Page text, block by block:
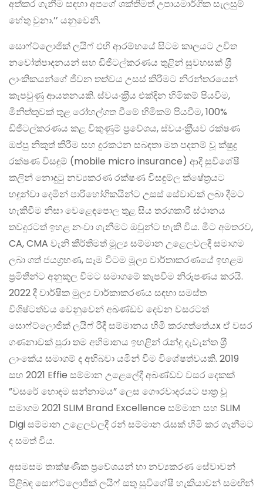
අත්කර ගැනීම සඳහා අපගේ ශක්තිමත් උපායමාර්ගික සැලසුම්
හේතු වුනා.’’ යනුවෙනි.
සොෆ්ට්ලොජික් ලයිෆ් එහි ආරම්භයේ සිටම කාලයට උචිත
නවෝත්පාදනයන් සහ ඩිජිටල්කරණය තුළින් සුවහසක් ශ‍්‍රී
ලාංකිකයන්ගේ ජීවන තත්වය උසස් කිරීමට නිරන්තරයෙන්
කැපවුණු ආයතනයකි. ස්වයංක‍්‍රීය එක්දින හිමිකම් පියවීම,
මිනිත්තුවක් තුළ රෝහල්ගත වීමේ හිමිකම් පියවීම, 100%
ඩිජිටල්කරණය කළ විකුණුම් ප‍්‍රවේශය, ස්වයංක‍්‍රීයව රක්ෂණ
ඔප්පු නිකුත් කිරීම සහ දුරකථන සබඳතා මත පදනම් වූ ක්ෂුද්‍ර
රක්ෂණ විසඳුම් (mobile micro insurance) ආදී සුවිශේෂී
කලින් නොදුටු නව්‍යකරණ රක්ෂණ විසඳුම්ල ක්ෂේත‍්‍රයට
හඳුන්වා දෙමින් පාරිභෝගිකයින්ට උසස් සේවාවක් ලබා දීමට
හැකිවීම නිසා වෙළෙඳපොල තුළ සිය තරගකාරී ස්ථානය
තවදුරටත් ඉහළ නංවා ගැනීමට ඔවුන්ට හැකි විය. මීට අමතරව,
CA, CMA වැනි කීර්තිමත් මූල්‍ය සම්මාන උළෙලවලදී සමාගම
ලබා ගත් ජයග‍්‍රහණ, සෑම විටම මූල්‍ය වාර්තාකරණයේ ඉහළම
ප‍්‍රමිතීන්ට අනුකූල වීමට සමාගමේ කැපවීම නිරූපණය කරයි.
2022 දී වාර්ෂික මුල්‍ය වාර්කාකරණය සඳහා සමස්ත
විශිෂ්ටත්වය වෙනුවෙන් අඛණ්ඩව දෙවන වසරටත්
සොෆ්ට්ලොජික් ලයිෆ් රිදී සම්මානය හිමි කරගත්තේයx ඒ වසර
ගණනාවක් පුරා තම අභිමානය ඉහළින් රැන්දු දැවැන්ත ශ‍්‍රී
ලාංකේය සමාගම් ද අභිබවා යමින් වීම විශේෂත්වයකි. 2019
සහ 2021 Effie සම්මාන උළෙලේදී අඛණ්ඩව වසර දෙකක්
”වසරේ හොඳම සන්නාමය” ලෙස ගෞරවාදරයට පාත‍්‍ර වූ
සමාගම 2021 SLIM Brand Excellence සම්මාන සහ SLIM
Digi සම්මාන උළෙලවලදී රන් සම්මාන රැසක් හිමි කර ගැනීමට
ද සමත් විය.
අසමසම තාක්ෂණික ප‍්‍රවේශයන් හා නව්‍යකරණ සේවාවන්
පිළිබඳ සොෆ්ට්ලොජික් ලයිෆ් සතු සුවිශේෂී හැකියාවන් සමඟින්